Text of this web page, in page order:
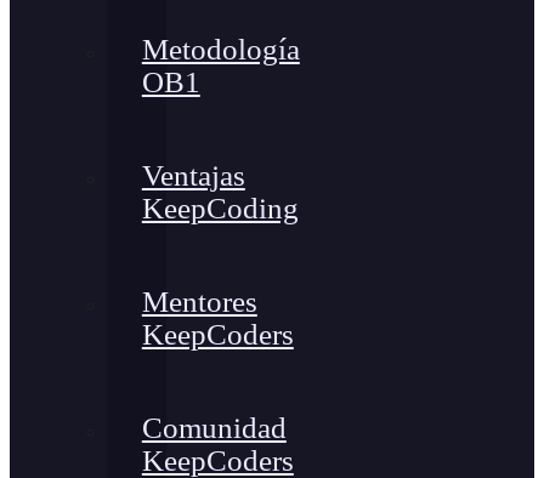
Metodología
OB1
Ventajas
KeepCoding
Mentores
KeepCoders
Comunidad
KeepCoders